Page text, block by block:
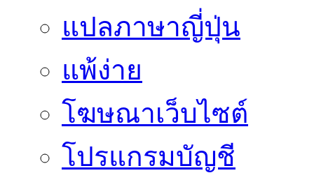
แปลภาษาญี่ปุ่น
แพ้ง่าย
โฆษณาเว็บไซต์
โปรแกรมบัญชี